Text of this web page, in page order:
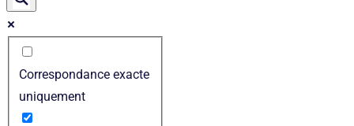
Correspondance exacte
uniquement